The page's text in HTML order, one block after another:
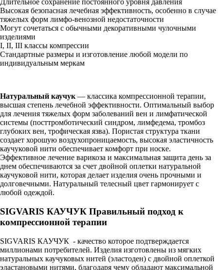
Длительное сохранение постоянного уровня давления
Высокая безопасная лечебная эффективность, особенно в случае
тяжелых форм лимфо-венозной недостаточности
Могут сочетаться с обычными декоративными чулочными
изделиями
I, II, III классы компрессии
Стандартные размеры и изготовление любой модели по
индивидуальным меркам
Натуральный каучук— классика компрессионной терапии,
высшая степень лечебной эффективности. Оптимальный выбор
для лечения тяжелых форм заболеваний вен и лимфатической
системы (посттромботический синдром, лимфедема, тромбоз
глубоких вен, трофическая язва). Пористая структура ткани
создает хорошую воздухопроницаемость, высокая эластичность
каучуковой нити обеспечивает комфорт при носке.
Эффективное лечение варикоза и максимальная защита день за
днем обеспечиваются за счет двойной оплетки натуральной
каучуковой нити, которая делает изделия очень прочными и
долговечными. Натуральный телесный цвет гармонирует с
любой одеждой.
SIGVARIS КАУЧУК Правильный подход к
компрессионной терапии
SIGVARIS КАУЧУК - качество которое подтверждается
миллионами потребителей. Изделия изготовлены из мягких
натуральных каучуковых нитей (эластоден) с двойной оплеткой
эластановыми нитями, благодаря чему обладают максимальной